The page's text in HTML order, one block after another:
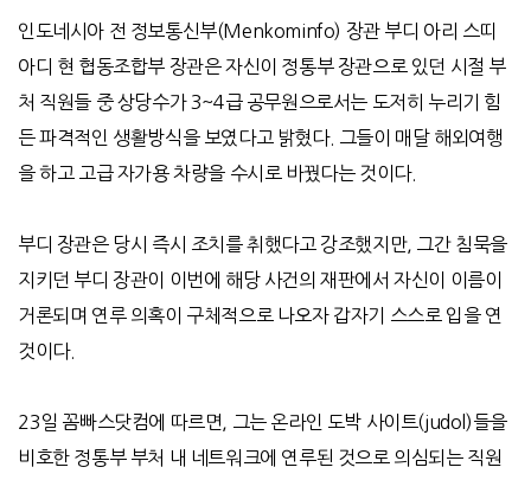
인도네시아 전 정보통신부(Menkominfo) 장관 부디 아리 스띠
아디 현 협동조합부 장관은 자신이 정통부 장관으로 있던 시절 부
처 직원들 중 상당수가 3~4급 공무원으로서는 도저히 누리기 힘
든 파격적인 생활방식을 보였다고 밝혔다.
그들이 매달 해외여행
을 하고 고급 자가용 차량을 수시로 바꿨다는 것이다.
부디 장관은 당시 즉시 조치를 취했다고 강조했지만,
그간 침묵을
지키던 부디 장관이 이번에 해당 사건의 재판에서 자신이 이름이
거론되며 연루 의혹이 구체적으로 나오자 갑자기 스스로 입을 연
것이다.
23일 꼼빠스닷컴에 따르면 그는 온라인 도박 사이트(judol)들을
비호한 정통부 부처 내 네트워크에 연루된 것으로 의심되는 직원